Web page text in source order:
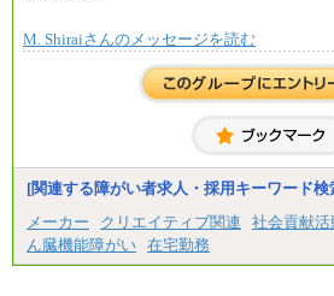
※上記に加え、所定労働
※試用期間中も給与に変
＜募集各社・全職種共通＞
月給21万円以上～
※試用期間中の給与に変更
ます。
M. Shiraiさんのメッセージを読む
[関連する障がい者求人・採用キーワード検
メーカー
クリエイティブ関連 社会貢献
ん臓機能障がい 在宅勤務